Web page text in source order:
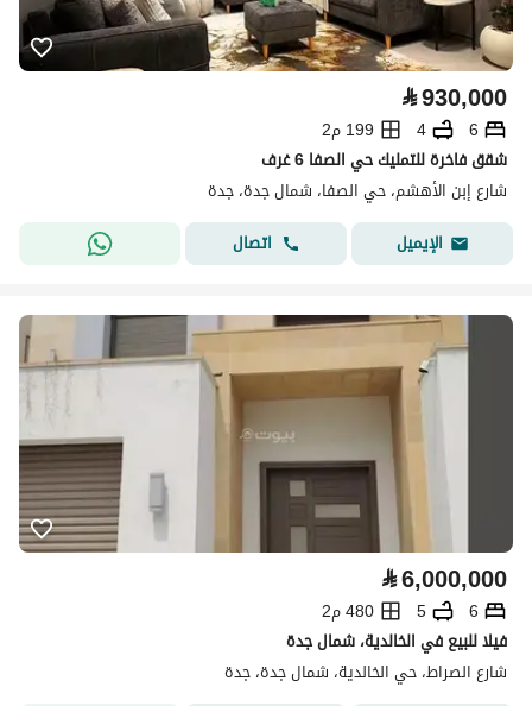
⃁930,000
6
4
199 م2
شقق فاخرة للتمليك حي الصفا 6 غرف
شارع إبن الأهشم، حي الصفا، شمال جدة، جدة
الإيميل
اتصال
⃁6,000,000
6
5
480 م2
فيلا للبيع في الخالدية، شمال جدة
شارع الصراط، حي الخالدية، شمال جدة، جدة